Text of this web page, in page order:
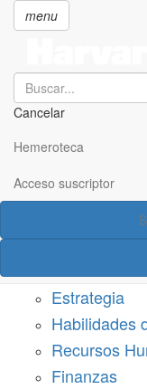
principal
menu
Search
Cancelar
Hemeroteca
Acceso suscriptor
Acceso
Estrategia
Habilidades
Recursos
Finanzas